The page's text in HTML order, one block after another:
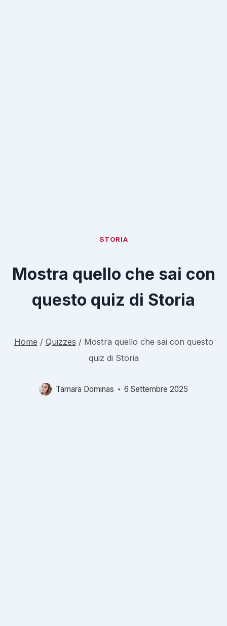
STORIA
Mostra quello che sai con
questo quiz di Storia
Home / Quizzes / Mostra quello che sai con questo
quiz di Storia
Tamara Dominas 6 Settembre 2025